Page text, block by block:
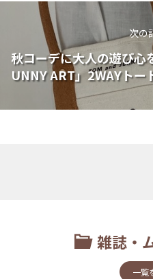
次の
秋コーデに大人の遊び心
UNNY ART」2WAYトー
雑誌・
一覧